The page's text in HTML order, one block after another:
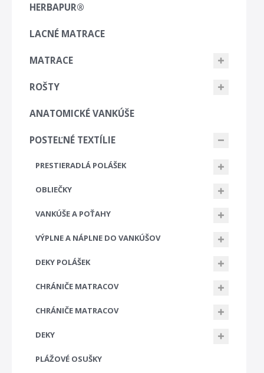
HERBAPUR®
LACNÉ MATRACE
MATRACE
ROŠTY
ANATOMICKÉ VANKÚŠE
POSTEĽNÉ TEXTÍLIE
PRESTIERADLÁ POLÁŠEK
OBLIEČKY
VANKÚŠE A POŤAHY
VÝPLNE A NÁPLNE DO VANKÚŠOV
DEKY POLÁŠEK
CHRÁNIČE MATRACOV
CHRÁNIČE MATRACOV
DEKY
PLÁŽOVÉ OSUŠKY